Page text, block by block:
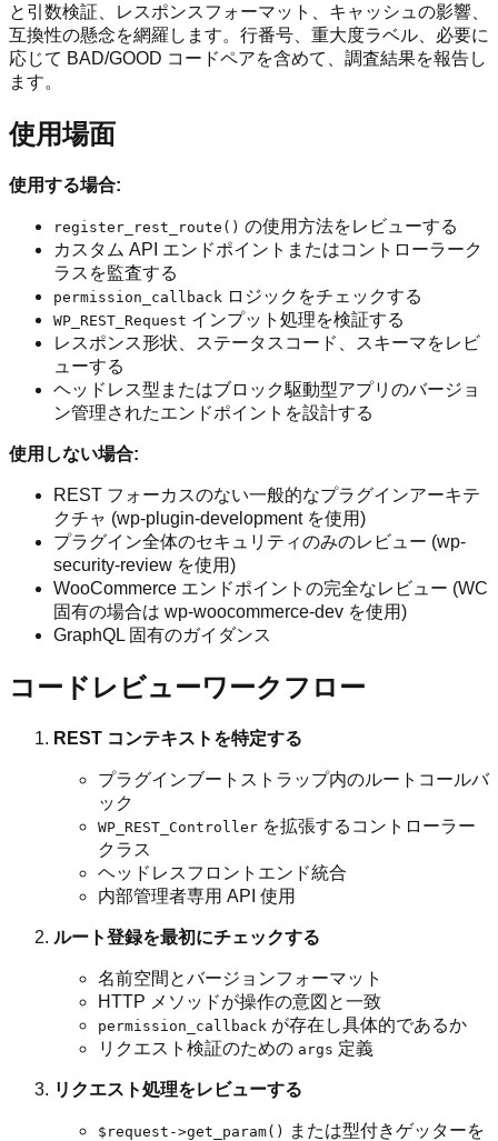
と引数検証、レスポンスフォーマット、キャッシュの影響、
互換性の懸念を網羅します。行番号、重大度ラベル、必要に
応じて BAD/GOOD コードペアを含めて、調査結果を報告し
ます。
使用場面
使用する場合:
register_rest_route() の使用方法をレビューする
カスタム API エンドポイントまたはコントローラーク
ラスを監査する
permission_callback ロジックをチェックする
WP_REST_Request インプット処理を検証する
レスポンス形状、ステータスコード、スキーマをレビ
ューする
ヘッドレス型またはブロック駆動型アプリのバージョ
ン管理されたエンドポイントを設計する
使用しない場合:
REST フォーカスのない一般的なプラグインアーキテ
クチャ (wp-plugin-development を使用)
プラグイン全体のセキュリティのみのレビュー (wp-
security-review を使用)
WooCommerce エンドポイントの完全なレビュー (WC
固有の場合は wp-woocommerce-dev を使用)
GraphQL 固有のガイダンス
コードレビューワークフロー
REST コンテキストを特定する
プラグインブートストラップ内のルートコールバ
ック
WP_REST_Controller を拡張するコントローラー
クラス
ヘッドレスフロントエンド統合
内部管理者専用 API 使用
ルート登録を最初にチェックする
名前空間とバージョンフォーマット
HTTP メソッドが操作の意図と一致
permission_callback が存在し具体的であるか
リクエスト検証のための args 定義
リクエスト処理をレビューする
$request->get_param()
または型付きゲッターを